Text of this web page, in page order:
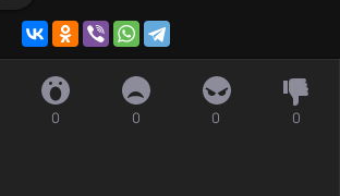
0 0 0 0